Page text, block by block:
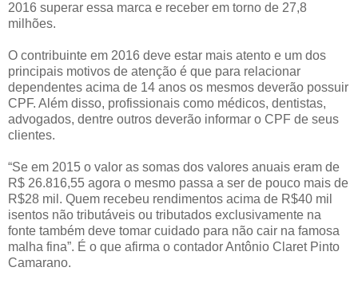
2016 superar essa marca e receber em torno de 27,8
milhões.
O contribuinte em 2016 deve estar mais atento e um dos
principais motivos de atenção é que para relacionar
dependentes acima de 14 anos os mesmos deverão possuir
CPF. Além disso, profissionais como médicos, dentistas,
advogados, dentre outros deverão informar o CPF de seus
clientes.
“Se em 2015 o valor as somas dos valores anuais eram de
R$ 26.816,55 agora o mesmo passa a ser de pouco mais de
R$28 mil. Quem recebeu rendimentos acima de R$40 mil
isentos não tributáveis ou tributados exclusivamente na
fonte também deve tomar cuidado para não cair na famosa
malha fina”. É o que afirma o contador Antônio Claret Pinto
Camarano.